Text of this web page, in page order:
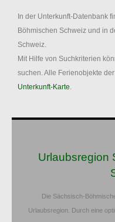
In der Unterkunft-Datenbank
Böhmischen Schweiz und in
Schweiz.
Mit Hilfe von Suchkriterien
suchen. Alle Ferienobjekte
Unterkunft-Karte.
Urlaubsregion
Die Sächsisch-
Urlaubsregion. Durch eine